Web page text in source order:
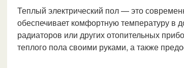
Теплый электрический пол — это
обеспечивает комфортную температуру в
радиаторов или других отопительных
теплого пола своими руками, а также